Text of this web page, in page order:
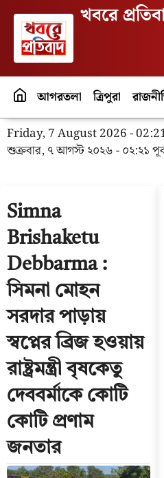
খবরে
আগরতলা ত্রিপুরা
Friday, 7 August 2026 -
শুক্রবার, ৭ আগস্ট ২০২৬ - ০২:২১
Simna
Brishaketu
Debbarma :
সিমনা মোহন
সরদার পাড়ায়
স্বপ্নের ব্রিজ হওয়ায়
রাষ্ট্রমন্ত্রী বৃষকেতু
দেববর্মাকে কোটি
কোটি প্রণাম
জনতার